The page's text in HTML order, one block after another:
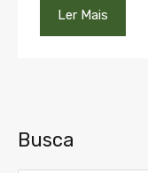
Ler Mais
Busca